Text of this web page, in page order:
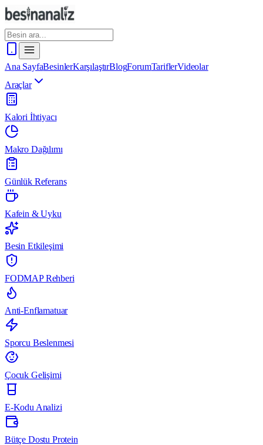
Ana SayfaBesinlerKarşılaştırBlogForumTariflerVideolar
Araçlar
Kalori İhtiyacı
Makro Dağılımı
Günlük Referans
Kafein & Uyku
Besin Etkileşimi
FODMAP Rehberi
Anti-Enflamatuar
Sporcu Beslenmesi
Çocuk Gelişimi
E-Kodu Analizi
Bütçe Dostu Protein